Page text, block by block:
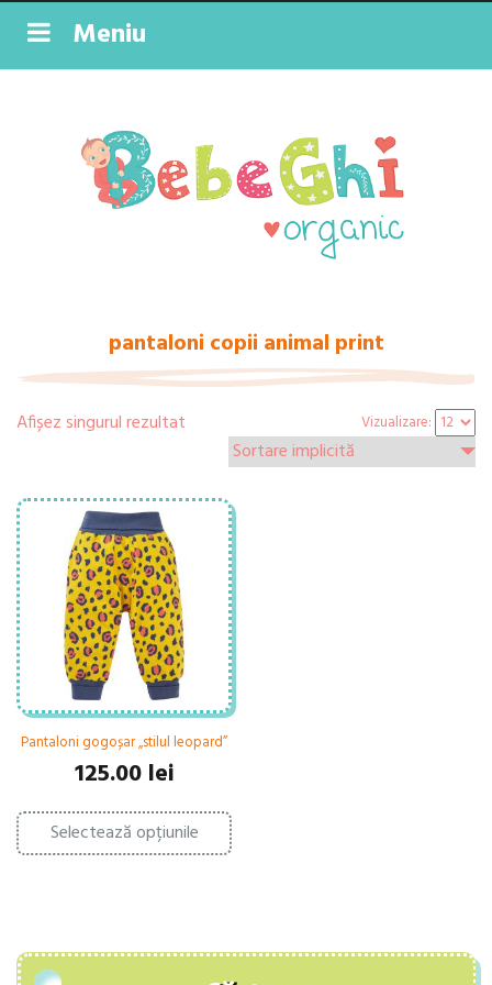
Meniu
pantaloni copii animal print
Afișez singurul rezultat Vizualizare:
Pantaloni gogoșar „stilul leopard”
125.00 lei
Selectează opțiunile
Acest
produs
are
pot